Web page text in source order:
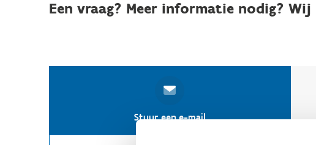
Een vraag? Meer informatie nodig? Wij
Stuur een e-mail